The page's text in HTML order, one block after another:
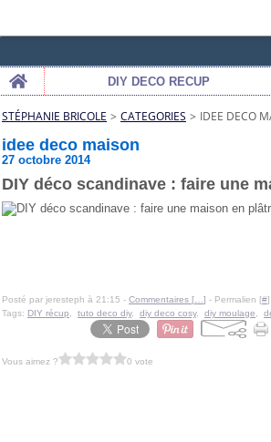
Home
DIY DECO RECUP
STÉPHANIE BRICOLE > CATEGORIES > IDEE DECO
idee deco maison
27 octobre 2014
DIY déco scandinave : faire une
Posté par jeresteph à 21:15 - Commentaires [ ] - Permalien [#]
Tags: DIY récup tuto deco diy, diy deco cosy, diy moulage
Vous aimez ? 0 vote